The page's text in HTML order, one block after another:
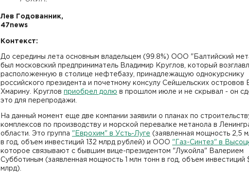
Лев Годованник,
47news
Контекст:
До середины лета основным владельцем (99.8%) ООО "Балтийский
был московский предприниматель Владимир Круглов, который
расположенную в столице нефтебазу, принадлежащую однокурснику
российского президента и почетному консулу Сейшельских островов
Хмарину. Круглов приобрел долю в прошлом июле и не скрывал - он
это для перепродажи.
На данный момент еще две компании заявили о планах по
комплексов по производству и морской перевалке метанола в
области. Это группа "Еврохим" в Усть-Луге (заявленная мощность 2,5
в год, объем инвестиций 132 млрд рублей) и ООО "Газ-Синтез" в
которое связывают с бывшим вице-президентом "Лукойла" Валерием
Субботиным (заявленная мощность 1 млн тонн в год, объем инвестиций
млрд).